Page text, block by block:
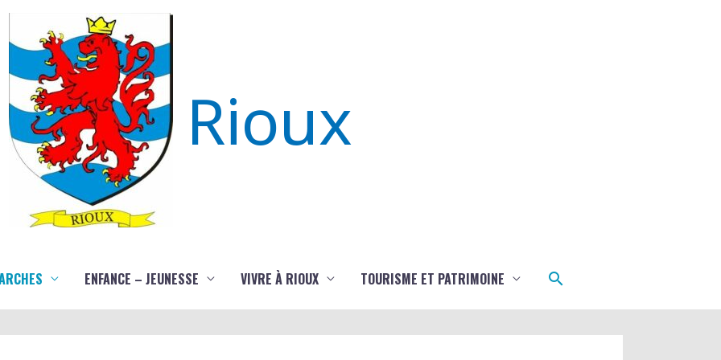
Rioux
ENFANCE – JEUNESSE VIVRE À RIOUX TOURISME ET PATRIMOINE Rechercher